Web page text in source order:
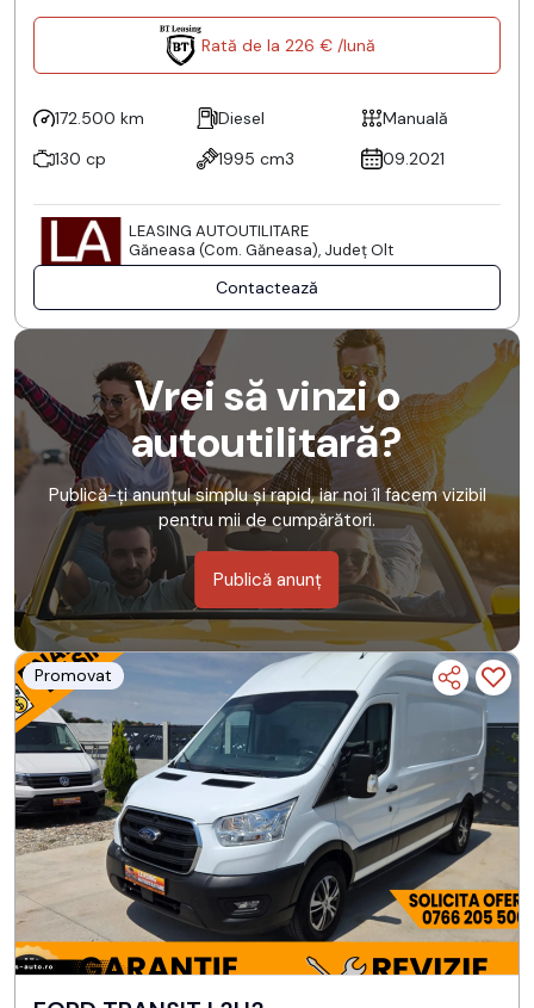
Rată de la 226 € /lună
172.500 km Diesel
Manuală
130 cp
1995 cm3 09.2021
LEASING AUTOUTILITARE
Găneasa (Com. Găneasa), Județ Olt
Contactează
Vrei să vinzi o
autoutilitară?
Publică-ți anunțul simplu și rapid, iar noi îl facem vizibil
pentru mii de cumpărători.
Publică anunț
Promovat